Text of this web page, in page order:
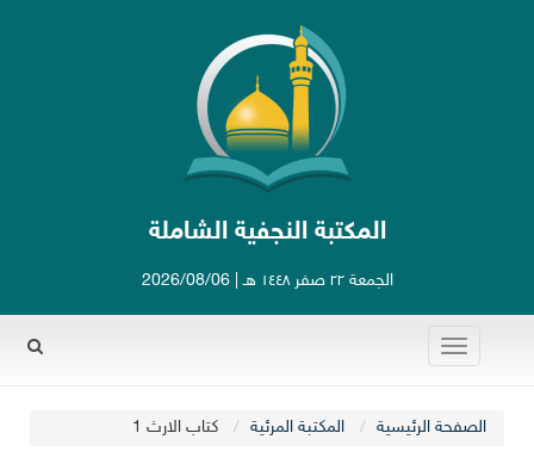
المكتبة النجفية الشاملة
الجمعة ٢٢ صفر ١٤٤٨ هـ | 2026/08/06
Toggle
navigation
الصفحة الرئيسية المكتبة المرئية كتاب الارث 1